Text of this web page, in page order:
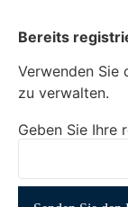
Bereits
Verwenden Sie
zu verwalten.
Geben Sie Ihre